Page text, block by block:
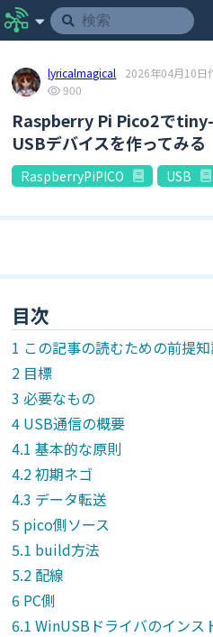
lyricalmagical 2026年04月10日
900
Raspberry Pi Pico2で
USBデバイスを作ってみる
RaspberryPiPICO USB
目次
この記事の読むための前提
目標
必要なもの
USB通信の概要
基本的な原則
初期ネゴ
データ転送
pico側ソース
build方法
配線
PC側
WinUSBドライバのインス